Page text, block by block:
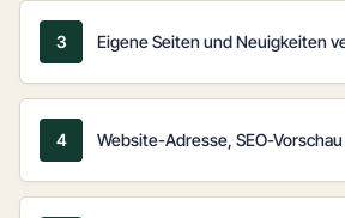
3 Eigene Seiten und Neuigkeiten
4 Website-Adresse, SEO-